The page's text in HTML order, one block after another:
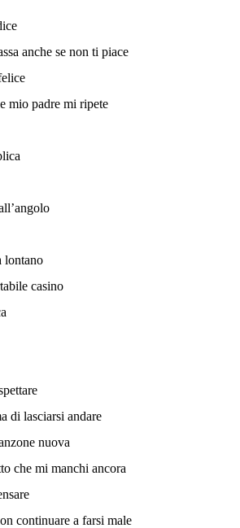
anche se non ti piace
mio padre mi ripete
lontano
casino
di lasciarsi andare
nuova
che mi manchi ancora
continuare a farsi male